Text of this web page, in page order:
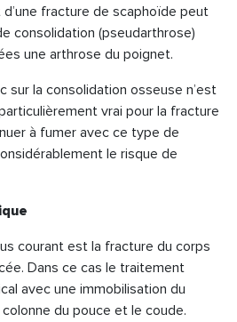
fracture de scaphoïde peut
consolidation (pseudarthrose)
une arthrose du poignet.
sur la consolidation osseuse n’est
vrai pour la fracture
à fumer avec ce type de
le risque de
courant est la fracture du corps
Dans ce cas le traitement
avec une immobilisation du
du pouce et le coude.